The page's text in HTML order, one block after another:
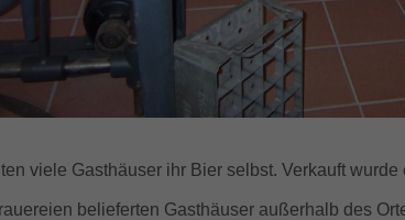
viele Gasthäuser ihr Bier selbst. Verkauft
belieferten Gasthäuser außerhalb des